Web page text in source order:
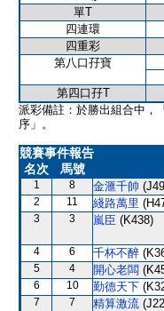
單T
四連環
四重彩
第八口孖寶
第四口孖T
派彩備註：於勝出組合中，
序」。
競賽事件報告
名次
馬號
1 8 金滙千帥
2 11 綫路萬里
3 3 嵐臣 (K438)
4 6 千杯不醉
5 4 開心老闆
6 10 勤德天下
7 7 精算激流